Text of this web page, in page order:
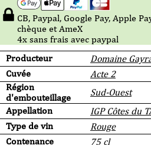
Producteur
Domaine
Cuvée
Acte 2
Région
d'embouteillage
Sud-Ouest
Appellation
IGP Côtes du
Type de vin
Rouge
Contenance
75 cl
CB, Paypal, Google Pay, Apple
chèque et AmeX
4x sans frais avec paypal